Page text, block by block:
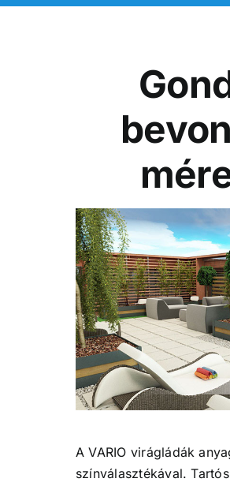
A VARIO virágládák
színválasztékával.